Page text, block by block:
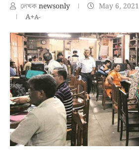
লেখকnewsonly May 6, 2021
A+A-